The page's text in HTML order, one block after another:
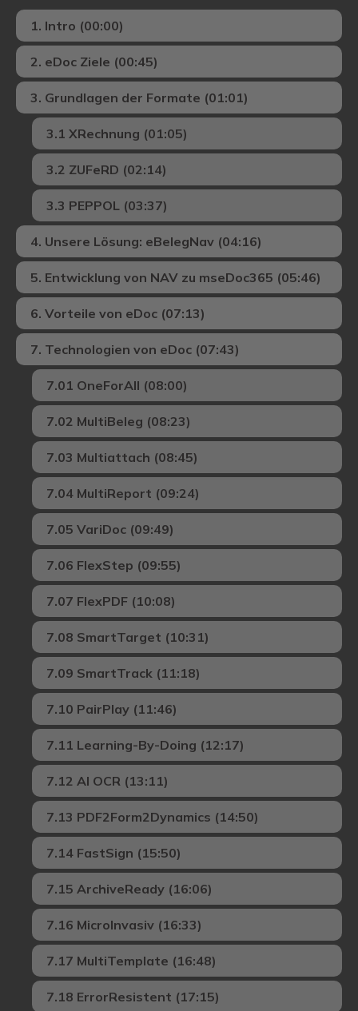
1. Intro (00:00)
2. eDoc Ziele (00:45)
3. Grundlagen der Formate (01:01)
3.1 XRechnung (01:05)
3.2 ZUFeRD (02:14)
3.3 PEPPOL (03:37)
4. Unsere Lösung: eBelegNav (04:16)
5. Entwicklung von NAV zu mseDoc365 (05:46)
6. Vorteile von eDoc (07:13)
7. Technologien von eDoc (07:43)
7.01 OneForAll (08:00)
7.02 MultiBeleg (08:23)
7.03 Multiattach (08:45)
7.04 MultiReport (09:24)
7.05 VariDoc (09:49)
7.06 FlexStep (09:55)
7.07 FlexPDF (10:08)
7.08 SmartTarget (10:31)
7.09 SmartTrack (11:18)
7.10 PairPlay (11:46)
7.11 Learning-By-Doing (12:17)
7.12 AI OCR (13:11)
7.13 PDF2Form2Dynamics (14:50)
7.14 FastSign (15:50)
7.15 ArchiveReady (16:06)
7.16 MicroInvasiv (16:33)
7.17 MultiTemplate (16:48)
7.18 ErrorResistent (17:15)